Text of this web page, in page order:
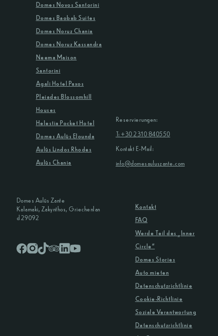
Domes Aulūs Zante
Kalamaki, Zakynthos, Griechenlan
d 29092
Kontakt
FAQ
Werde Teil des „Inner
Circle“
Domes Stories
Auto mieten
Datenschutzrichtlinie
Cookie-Richtlinie
Soziale Verantwortung
Datenschutzrichtlinie
Reservierungen:
T: +30 2310 840550
Kontakt E-Mail:
info@domesauluszante.com
Domes Novos Santorini
Domes Baobab Suites
Domes Noruz Chania
Domes Noruz Kassandra
Neema Maison
Santorini
Agali Hotel Paxos
Pleiades Blossomhill
Houses
Helestia Pocket Hotel
Domes Aulūs Elounda
Aulūs Lindos Rhodes
Aulūs Chania